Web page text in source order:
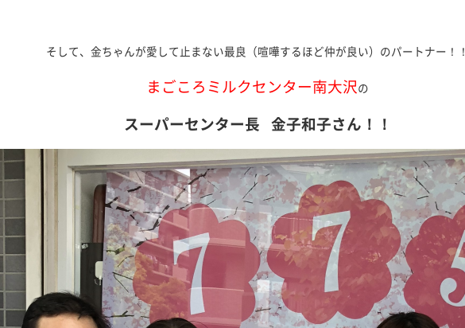
そして、金ちゃんが愛して止まない最良（喧嘩するほど仲が良い）のパートナー！！
まごころミルクセンター南大沢の
スーパーセンター長 金子和子さん！！